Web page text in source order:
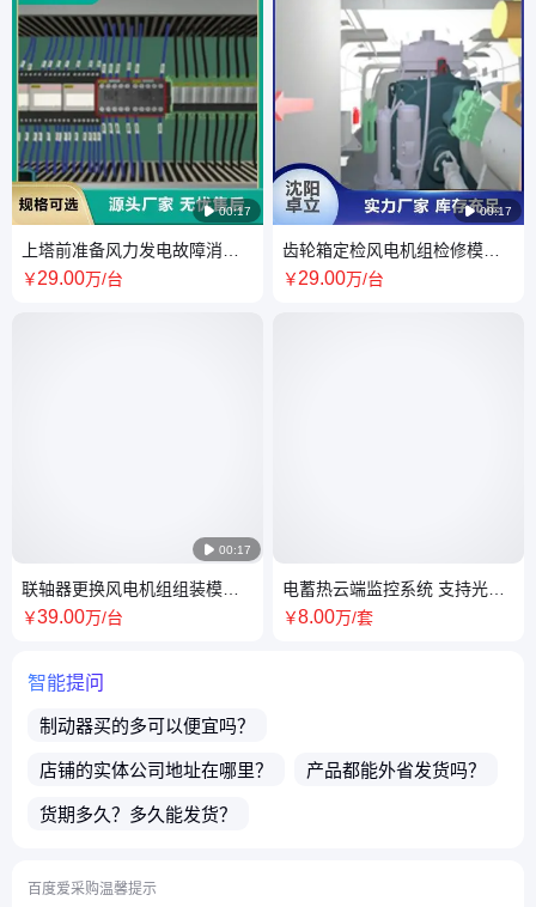
 00:17
上塔前准备风力发电故障消缺
虚拟仿真 规格齐全 大量供应
￥29.00万/台
 00:17
联轴器更换风电机组组装模块
优质商家 品质过硬
￥39.00万/台
 00:17
齿轮箱定检风电机组检修模块
规格齐全 货源充足
￥29.00万/台
电蓄热云端监控系统 支持光纤
网线 WIFI GPRS等多种通讯方
￥8.00万/套
智能提问
制动器买的多可以便宜吗？
店铺的实体公司地址在哪里？ 产品都能外省发货吗？
货期多久？多久能发货？
百度爱采购温馨提示